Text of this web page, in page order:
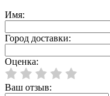
Имя:
Город доставки:
Оценка:
Ваш отзыв: